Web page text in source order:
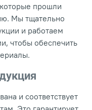
прошли
Мы тщательно
и работаем
чтобы обеспечить
и соответствует